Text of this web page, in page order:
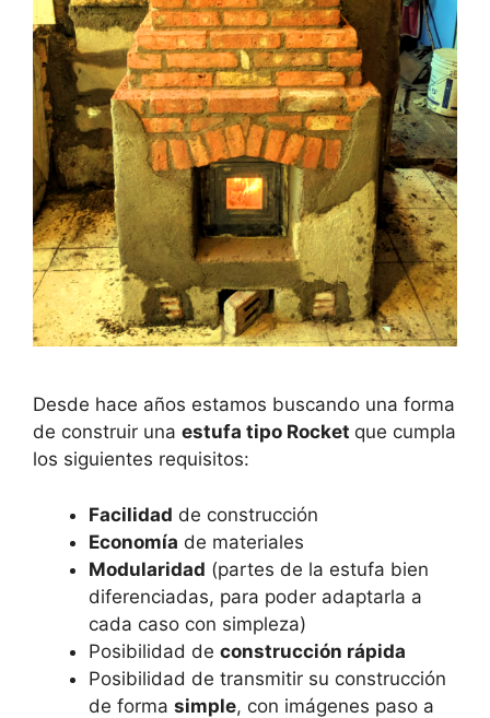
Desde hace años estamos buscando una forma
de construir una estufa tipo Rocket que cumpla
los siguientes requisitos:
Facilidad de construcción
Economía de materiales
Modularidad (partes de la estufa bien
diferenciadas, para poder adaptarla a
cada caso con simpleza)
Posibilidad de construcción rápida
Posibilidad de transmitir su construcción
de forma simple, con imágenes paso a